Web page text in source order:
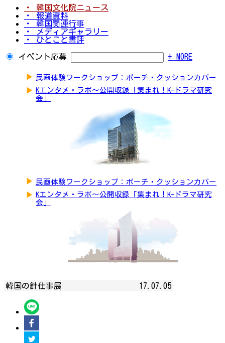
・ 韓国文化院ニュース
・ 報道資料
・ 韓国関連行事
・ メディアギャラリー
・ ひとこと書評
イベント応募 + MORE
▶ 民画体験ワークショップ：ポーチ・クッションカバー
▶ Kエンタメ・ラボ～公開収録「集まれ！K-ドラマ研究
会」
▶ 民画体験ワークショップ：ポーチ・クッションカバー
▶ Kエンタメ・ラボ～公開収録「集まれ！K-ドラマ研究
会」
韓国の針仕事展 17.07.05